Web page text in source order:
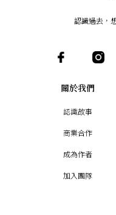
認識過去，
關於我們
認識故事
商業合作
成為作者
加入團隊